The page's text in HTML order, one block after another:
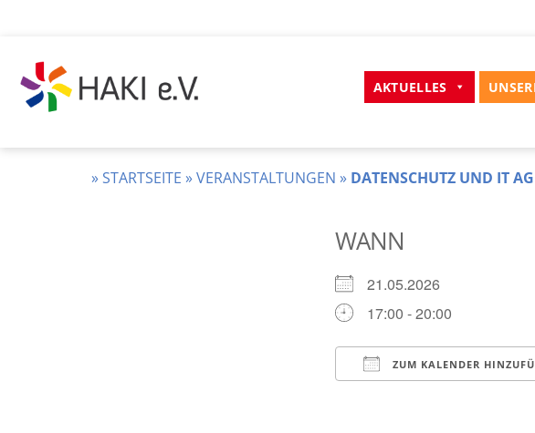
Inhalt
springen
e.v.
AKTUELLES
»STARTSEITE »VERANSTALTUNGEN » DATENSCHUTZ UND IT
WANN
21.05.2026
17:00 - 20:00
ZUM KALENDER